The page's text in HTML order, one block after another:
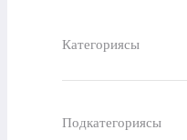
Категориясы
Подкатегориясы